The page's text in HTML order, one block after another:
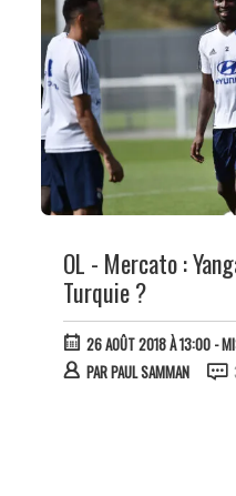
OL - Mercato :
Turquie ?
26 AOÛT 2018 À 13:00-
PARPAUL SAMMAN